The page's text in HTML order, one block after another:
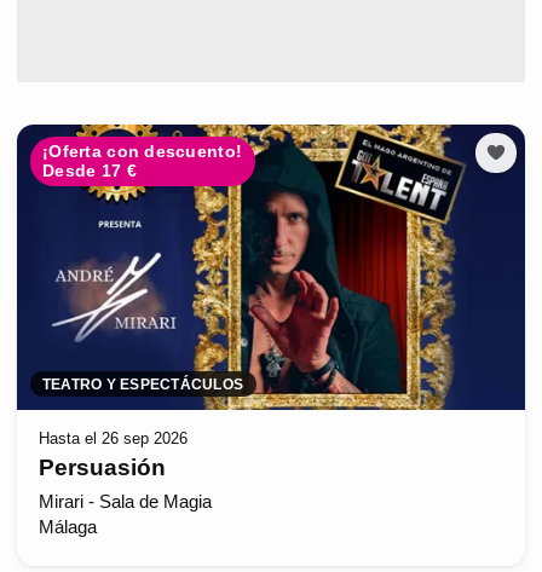
¡Oferta con descuento!
Desde 17 €
TEATRO Y ESPECTÁCULOS
Hasta el 26 sep 2026
Persuasión
Mirari - Sala de Magia
Málaga